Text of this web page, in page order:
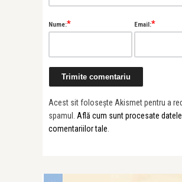
Nume:* Email:*
Acest sit folosește Akismet pentru a
spamul. Află cum sunt procesate datele
comentariilor tale